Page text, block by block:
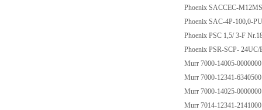
Phoenix SACCEC-
Phoenix SAC-4P-100,0-
Phoenix PSC 1,5/ 3-F
Phoenix PSR-SCP-
Murr 7000-14005-
Murr 7000-12341-
Murr 7000-14025-
Murr 7014-12341-